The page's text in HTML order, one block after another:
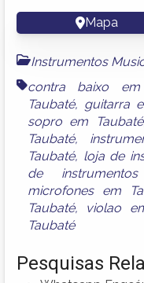
Mapa
Instrumentos
contra baixo em
Taubaté, guitarra
sopro em Taubaté
Taubaté,
Taubaté, loja de
de
microfones em
Taubaté, violao
Taubaté
Pesquisas